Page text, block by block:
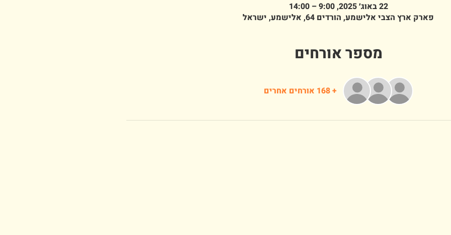
22 באוג׳ 2025, 9:00 – 14:00
פארק ארץ הצבי אלישמע, הורדים 64, אלישמע, ישראל
מספר אורחים
+ 168 אורחים אחרים